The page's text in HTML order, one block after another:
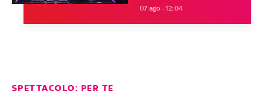
07 ago - 12:04
SPETTACOLO: PER TE